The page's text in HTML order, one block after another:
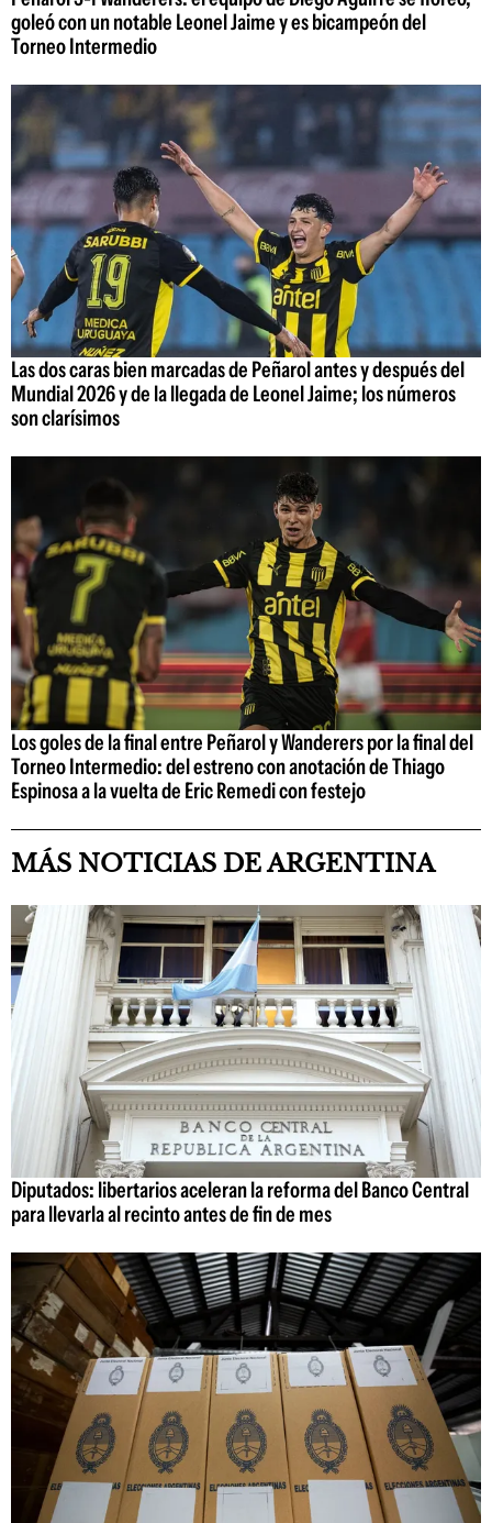
goleó con un notable Leonel Jaime y es bicampeón del
Torneo Intermedio
Las dos caras bien marcadas de Peñarol antes y después del
Mundial 2026 y de la llegada de Leonel Jaime; los números
son clarísimos
Los goles de la final entre Peñarol y Wanderers por la final del
Torneo Intermedio: del estreno con anotación de Thiago
Espinosa a la vuelta de Eric Remedi con festejo
MÁS NOTICIAS DE ARGENTINA
Diputados: libertarios aceleran la reforma del Banco Central
para llevarla al recinto antes de fin de mes